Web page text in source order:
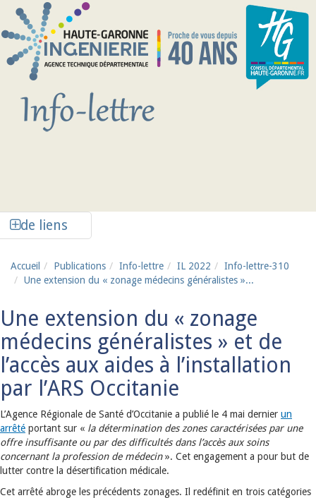
Aller au contenu principal
de liens
Accueil Publications Info-lettre IL 2022
Info-lettre-310
Une extension du « zonage médecins généralistes »...
Une extension du « zonage
médecins généralistes » et de
l’accès aux aides à l’installation
par l’ARS Occitanie
L’Agence Régionale de Santé d’Occitanie a publié le 4 mai dernier un
arrêté portant sur « la détermination des zones caractérisées par une
offre insuffisante ou par des difficultés dans l’accès aux soins
concernant la profession de médecin». Cet engagement a pour but de
lutter contre la désertification médicale.
Cet arrêté abroge les précédents zonages. Il redéfinit en trois catégories